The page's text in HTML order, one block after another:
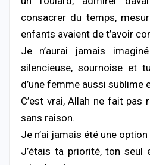
consacrer du temps,
enfants avaient de t’avoir
Je n’aurai jamais
silencieuse, sournoise et
d’une femme aussi sublime
​C’est vrai, Allah ne fait pas
sans raison.
Je n’ai jamais été une
J’étais ta priorité, ton seul